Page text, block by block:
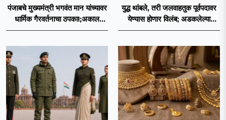
पंजाबचे मुख्यमंत्री भगवंत मान यांच्यावर
धार्मिक गैरवर्तनाचा ठपका!;अकाल
तख्ताच्या निर्णयाने मोठी खळबळ
युद्ध थांबले, तरी जलवाहतुक पूर्वपदावर
येण्यास होणार विलंब; अडकलेल्या
जहाजांना कराराच्या शाश्वततेची चिंता.